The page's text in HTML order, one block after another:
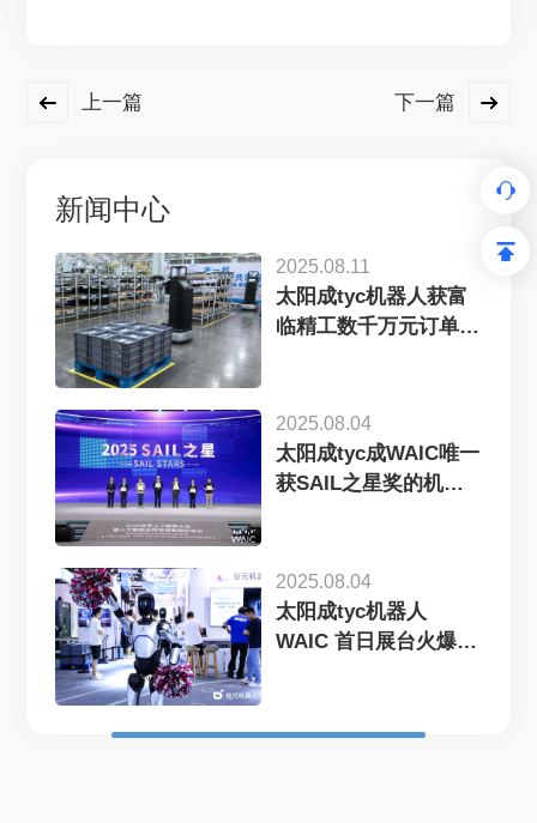
上一篇 下一篇
新闻中心
2025.08.11
太阳成tyc机器人获富
临精工数千万元订单，
2025.08.04
太阳成tyc成WAIC唯一
获SAIL之星奖的机
2025.08.04
太阳成tyc机器人
WAIC 首日展台火爆，